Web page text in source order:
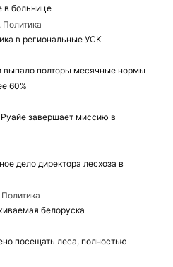
в больнице
в региональные УСК
выпало полторы месячные нормы
60%
завершает миссию в
дело директора лесхоза в
белоруска
посещать леса, полностью